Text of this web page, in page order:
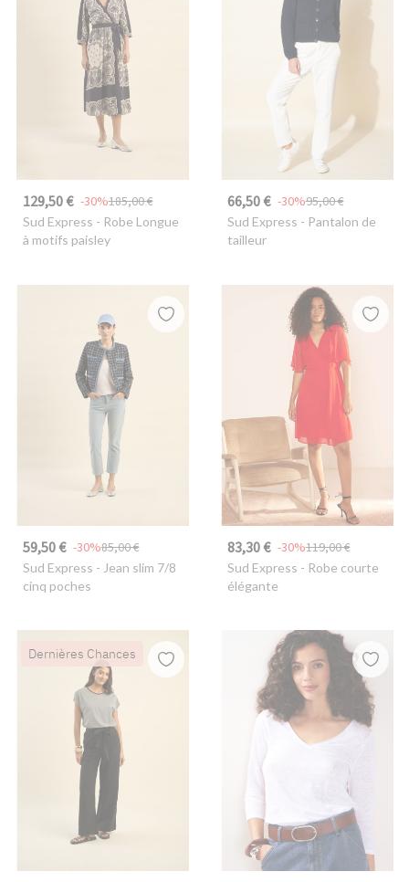
129,50 € 185,00 €
-30%
Sud Express - Robe Longue
à motifs paisley
66,50 € 95,00 €
-30%
Sud Express - Pantalon de
tailleur
59,50 € 85,00 €
-30%
Sud Express - Jean slim 7/8
cinq poches
83,30 € 119,00 €
-30%
Sud Express - Robe courte
élégante
Dernières Chances